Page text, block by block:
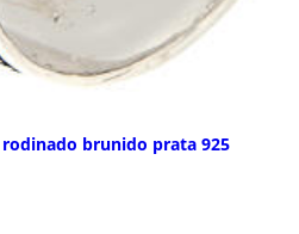
brunido prata 925